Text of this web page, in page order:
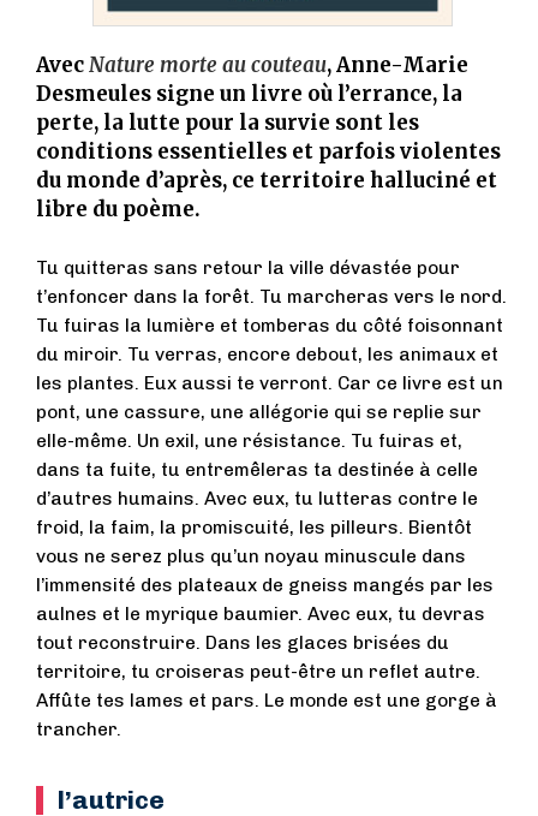
AvecNature morte au couteau, Anne-Marie
Desmeules signe un livre où l’errance, la
perte, la lutte pour la survie sont les
conditions essentielles et parfois violentes
du monde d’après, ce territoire halluciné et
libre du poème.
Tu quitteras sans retour la ville dévastée pour
t’enfoncer dans la forêt. Tu marcheras vers le nord.
Tu fuiras la lumière et tomberas du côté foisonnant
du miroir. Tu verras, encore debout, les animaux et
les plantes. Eux aussi te verront. Car ce livre est un
pont, une cassure, une allégorie qui se replie sur
elle-même. Un exil, une résistance. Tu fuiras et,
dans ta fuite, tu entremêleras ta destinée à celle
d’autres humains. Avec eux, tu lutteras contre le
froid, la faim, la promiscuité, les pilleurs. Bientôt
vous ne serez plus qu’un noyau minuscule dans
l’immensité des plateaux de gneiss mangés par les
aulnes et le myrique baumier. Avec eux, tu devras
tout reconstruire. Dans les glaces brisées du
territoire, tu croiseras peut-être un reflet autre.
Affûte tes lames et pars. Le monde est une gorge à
trancher.
l’autrice